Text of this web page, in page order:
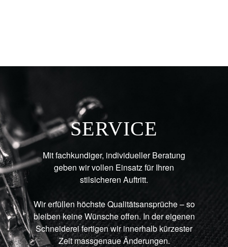
SERVICE
Mit fachkundiger, individueller Beratung
geben wir vollen Einsatz für Ihren
stilsicheren Auftritt.
Wir erfüllen höchste Qualitätsansprüche – so
bleiben keine Wünsche offen. In der eigenen
Schneiderei fertigen wir innerhalb kürzester
Zeit massgenaue Änderungen.